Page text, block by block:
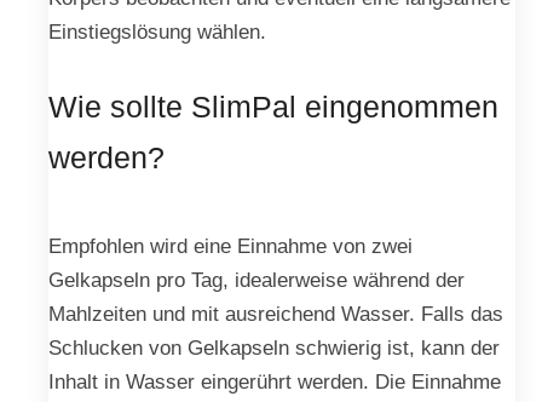
Einstiegslösung wählen.
Wie sollte SlimPal eingenommen
werden?
Empfohlen wird eine Einnahme von zwei
Gelkapseln pro Tag, idealerweise während der
Mahlzeiten und mit ausreichend Wasser. Falls das
Schlucken von Gelkapseln schwierig ist, kann der
Inhalt in Wasser eingerührt werden. Die Einnahme